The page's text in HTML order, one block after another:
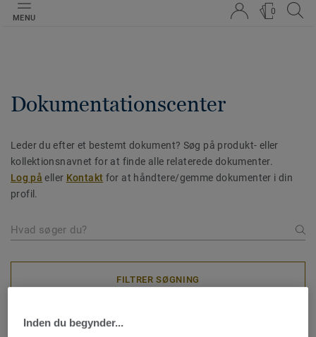
MENU
0
Dokumentationscenter
Leder du efter et bestemt dokument? Søg på produkt- eller
kollektionsnavnet for at finde alle relaterede dokumenter.
Log på eller Kontakt for at håndtere/gemme dokumenter i din
profil.
FILTRER SØGNING
Inden du begynder...